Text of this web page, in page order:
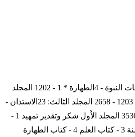
المسند المجلد الأول: 1علامات النبوة - 4الطهارة * 1 - 1202 المجلد
الثاني: 5الصلاة - 22البيوع * 1203 - 2658 المجلد الثالث: 23الاستذان -
27فضائل القرآن * 2659 - 3530 المجلد الاْول شكر وتقدير تمهيد 1 -
علامات النبوة 2 - كتاب السنة 3 - كتاب العلم 4 - كتاب الطهارة